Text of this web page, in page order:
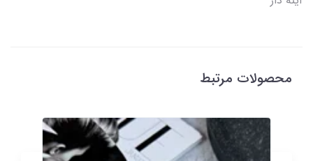
محصولات مرتبط